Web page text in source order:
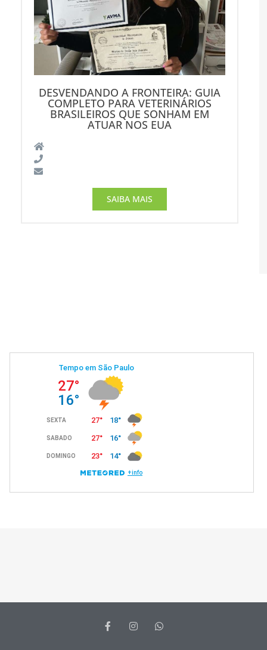
DESVENDANDO A FRONTEIRA: GUIA
COMPLETO PARA VETERINÁRIOS
BRASILEIROS QUE SONHAM EM
ATUAR NOS EUA
SAIBA MAIS